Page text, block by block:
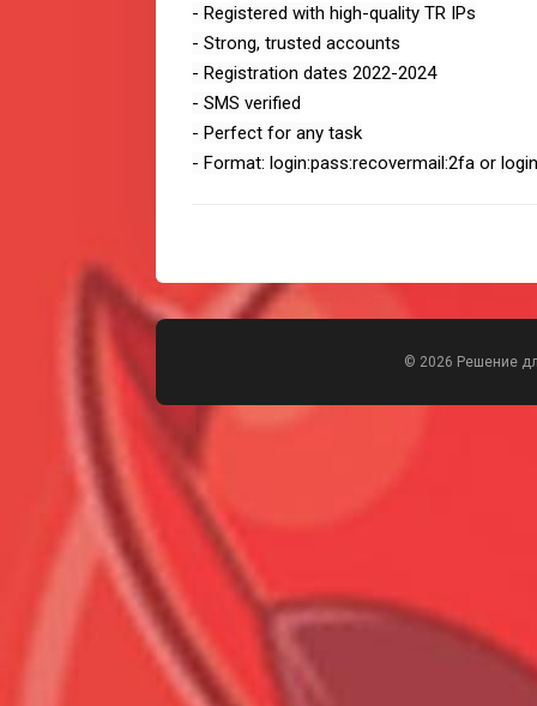
- Registered with high-quality TR IPs
- Strong, trusted accounts
- Registration dates 2022-2024
- SMS verified
- Perfect for any task
- Format: login:pass:recovermail:2fa or
© 2026 Решение